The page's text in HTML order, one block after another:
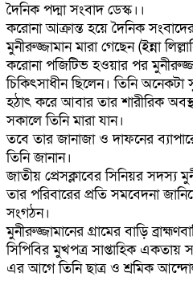
দৈনিক পদ্মা সংবাদ ডেস্ক।।
করোনা আক্রান্ত হয়ে দৈনিক
মুনীরুজ্জামান মারা গেছেন (ইন্না
করোনা পজিটিভ হওয়ার পর
চিকিৎসাধীন ছিলেন। তিনি
হঠাৎ করে আবার তার শারীরিক
সকালে তিনি মারা যান।
তবে তার জানাজা ও দাফনের
তিনি জানান।
জাতীয় প্রেসক্লাবের সিনিয়র সদস্য
তার পরিবারের প্রতি সমবেদনা
সংগঠন।
মুনীরুজ্জামানের গ্রামের বাড়ি
সিপিবির মুখপত্র সাপ্তাহিক একতায়
এর আগে তিনি ছাত্র ও শ্রমিক